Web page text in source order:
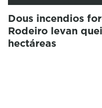
Dous incendios
Rodeiro levan
hectáreas